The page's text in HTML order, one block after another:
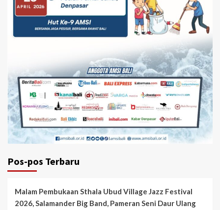
Pos-pos Terbaru
Malam Pembukaan Sthala Ubud Village Jazz Festival
2026, Salamander Big Band, Pameran Seni Daur Ulang